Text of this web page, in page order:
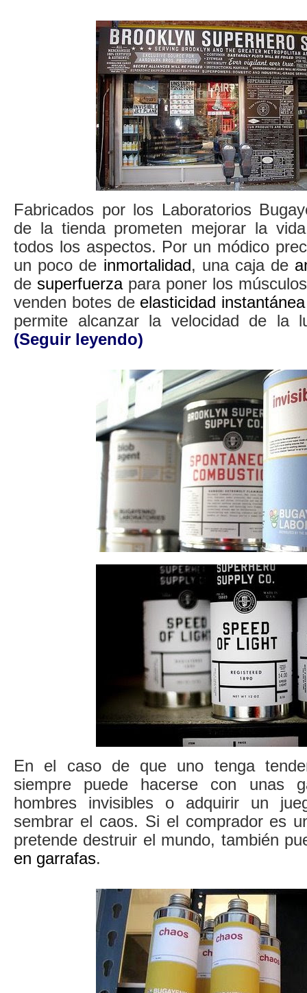
Fabricados por los Laboratorios
de la tienda prometen mejorar la
todos los aspectos. Por un módico
un poco de inmortalidad, una caja de
de superfuerzapara poner los
venden botes de elasticidad instantánea
permite alcanzar la velocidad de la
(Seguir leyendo)
En el caso de que uno tenga
siempre puede hacerse con unas
hombres invisibles o adquirir un
sembrar el caos. Si el comprador es
pretende destruir el mundo, también
en garrafas.